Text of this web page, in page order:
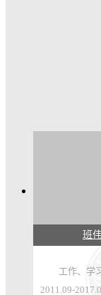
班
工作、学
2011.09-